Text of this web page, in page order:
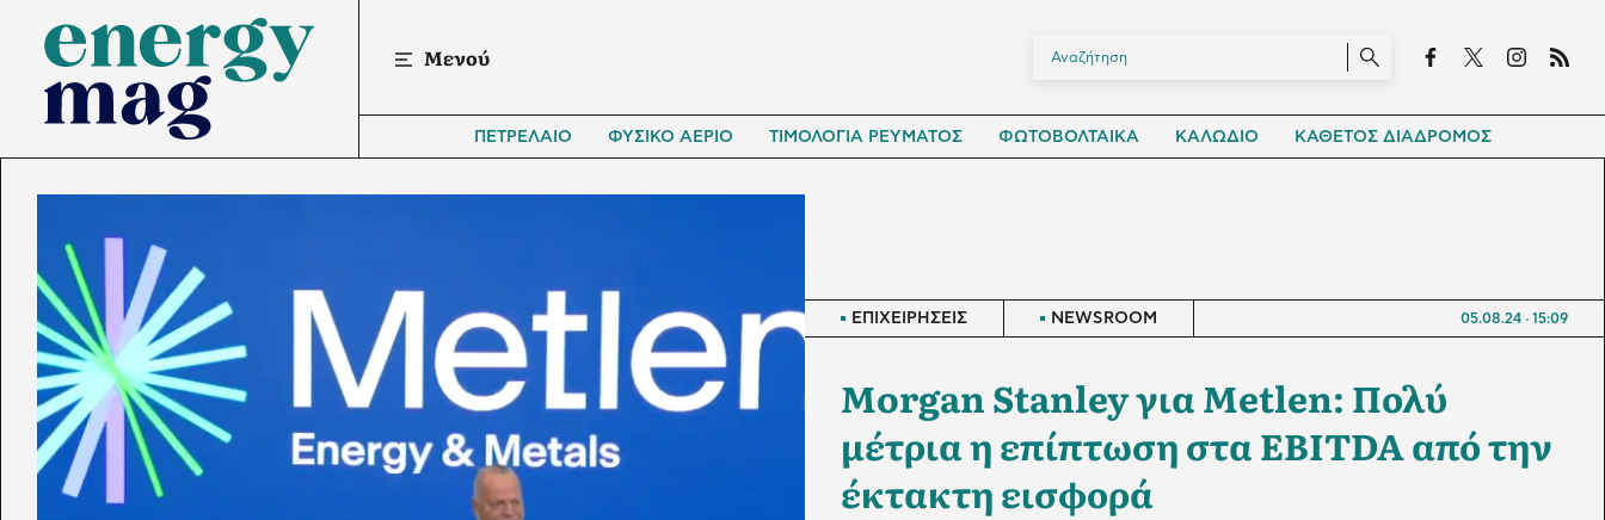
Μενού
ΠΕΤΡΕΛΑΙΟ ΦΥΣΙΚΟ ΑΕΡΙΟ ΤΙΜΟΛΟΓΙΑ ΡΕΥΜΑΤΟΣ ΦΩΤΟΒΟΛΤΑΙΚΑ ΚΑΛΩΔΙΟ ΚΑΘΕΤΟΣ ΔΙΑΔΡΟΜΟΣ
ΕΠΙΧΕΙΡΗΣΕΙΣ NEWSROOM 05.08.24 15:09
Morgan Stanley για Metlen: Πολύ
μέτρια η επίπτωση στα EBITDA από την
έκτακτη εισφορά